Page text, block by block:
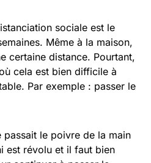
sociale est le
Même à la maison,
certaine distance. Pourtant,
cela est bien difficile à
Par exemple : passer le
le poivre de la main
est révolu et il faut bien